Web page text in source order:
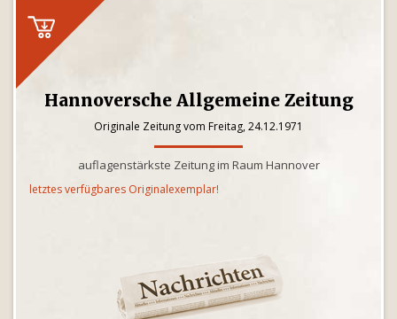
Hannoversche Allgemeine Zeitung
Originale Zeitung vom Freitag, 24.12.1971
auflagenstärkste Zeitung im Raum Hannover
letztes verfügbares Originalexemplar!